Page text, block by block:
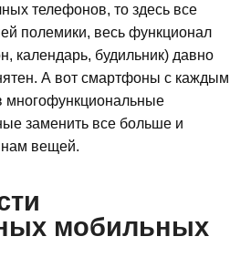
телефонов, то здесь все
полемики, весь функционал
календарь, будильник) давно
А вот смартфоны с каждым
многофункциональные
заменить все больше и
вещей.
мобильных